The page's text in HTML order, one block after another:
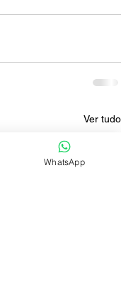
Ver tudo
WhatsApp